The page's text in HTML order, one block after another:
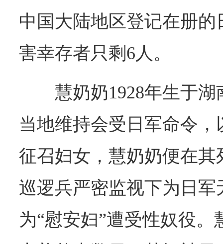
中国大陆地区登记在册的
害幸存者只剩6人。
慧奶奶1928年生于
当地维持会受日军命令，
征召妇女，慧奶奶便在
巡逻兵严密监视下为日
为“慰安妇”遭受性奴役